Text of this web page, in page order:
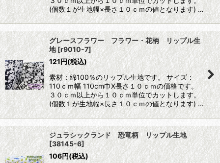
(個数１が生地幅×長さ１０ｃｍの値となります) …
グレースフラワー フラワー・花柄 リップル生
地 [r9010-7]
121円(税込)
素材：綿100％のリップル生地です。 サイズ：
110ｃｍ幅 110cm巾X長さ１０ｃｍの価格です。
３０ｃｍ以上から１０ｃｍ単位でカットします。
(個数１が生地幅×長さ１０ｃｍの値となります) …
ジュラシックランド 恐竜柄 リップル生地
[38145-6]
106円(税込)